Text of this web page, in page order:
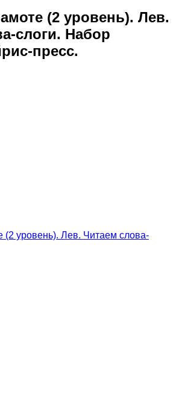
(2 уровень). Лев.
слоги. Набор
пресс.